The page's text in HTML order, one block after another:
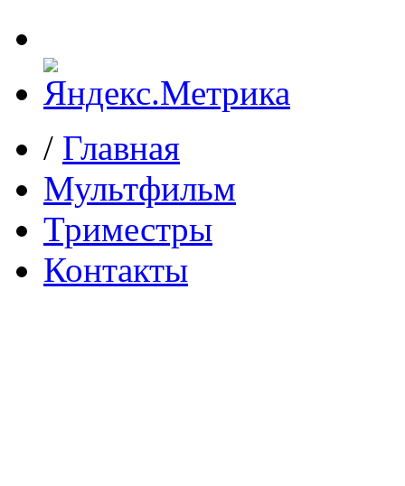
/ Главная
Мультфильм
Триместры
Контакты